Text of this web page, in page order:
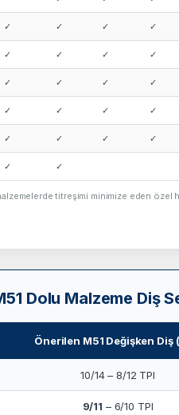
✓ ✓ ✓ ✓
✓ ✓ ✓ ✓
✓ ✓ ✓ ✓
✓ ✓ ✓ ✓
✓ ✓ ✓ ✓
✓ ✓
titreşimi minimize eden özel
Dolu Malzeme Diş
Önerilen M51 Değişken Diş
10/14 – 8/12 TPI
9/11 – 6/10 TPI